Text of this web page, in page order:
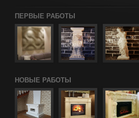
ПЕРВЫЕ РАБОТЫ
НОВЫЕ РАБОТЫ